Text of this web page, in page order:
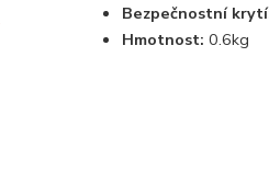
Bezpečnostní
Hmotnost: 0.6kg